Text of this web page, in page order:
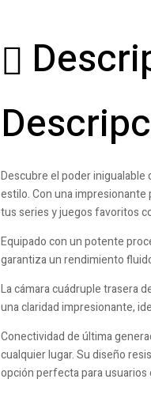
Descubre el poder inigualable
estilo. Con una impresionante
tus series y juegos favoritos
Equipado con un potente
garantiza un rendimiento
La cámara cuádruple trasera
una claridad impresionante,
Conectividad de última
cualquier lugar. Su diseño
opción perfecta para usuarios